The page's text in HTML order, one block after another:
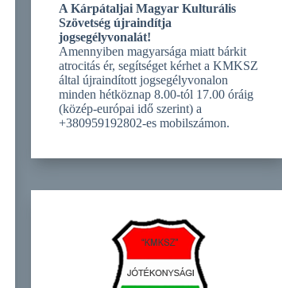
A Kárpátaljai Magyar Kulturális
Szövetség újraindítja
jogsegélyvonalát!
Amennyiben magyarsága miatt bárkit
atrocitás ér, segítséget kérhet a KMKSZ
által újraindított jogsegélyvonalon
minden hétköznap 8.00-tól 17.00 óráig
(közép-európai idő szerint) a
+380959192802-es mobilszámon.